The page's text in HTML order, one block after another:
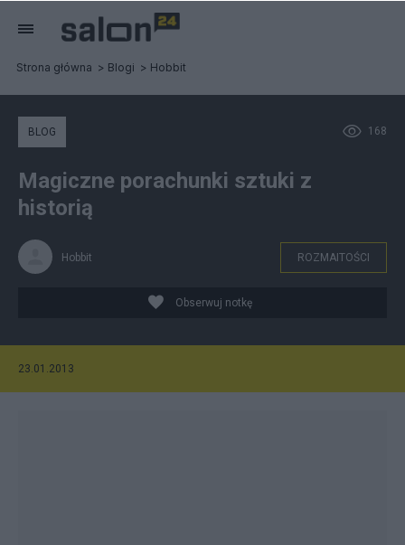
Strona główna Blogi Hobbit
168
BLOG
Magiczne porachunki sztuki z
historią
Hobbit ROZMAITOŚCI
Obserwuj notkę
23.01.2013